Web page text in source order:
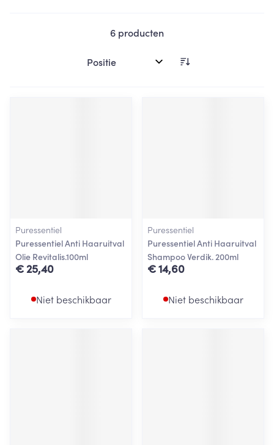
6 producten
Sorteer op:
Puressentiel
Puressentiel Anti Haaruitval
Olie Revitalis.100ml
€ 25,40
Niet beschikbaar
Puressentiel
Puressentiel Anti Haaruitval
Shampoo Verdik. 200ml
€ 14,60
Niet beschikbaar